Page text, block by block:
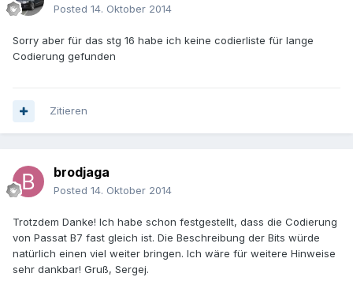
Posted 14. Oktober 2014
Sorry aber für das stg 16 habe ich keine codierliste für lange
Codierung gefunden
Zitieren
brodjaga
Posted 14. Oktober 2014
Trotzdem Danke! Ich habe schon festgestellt, dass die Codierung
von Passat B7 fast gleich ist. Die Beschreibung der Bits würde
natürlich einen viel weiter bringen. Ich wäre für weitere Hinweise
sehr dankbar! Gruß, Sergej.